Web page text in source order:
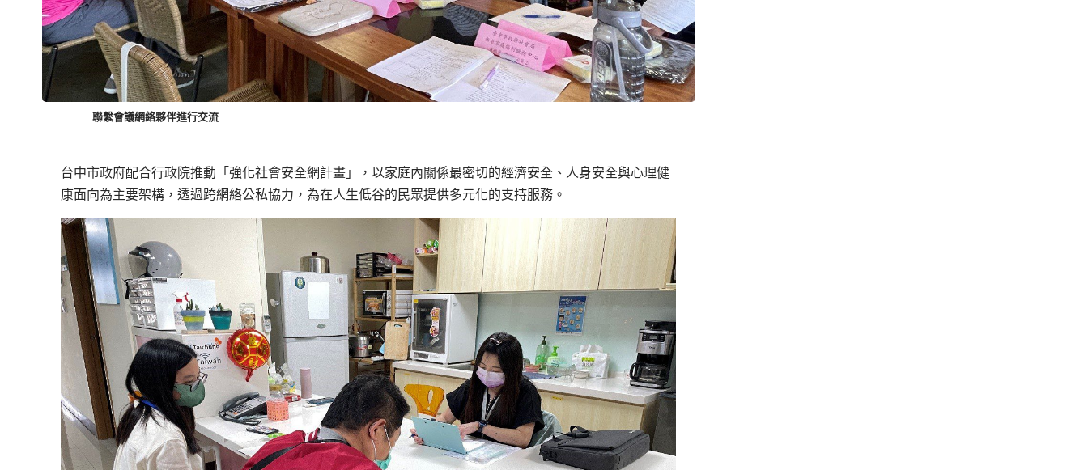
聯繫會議網絡夥伴進行交流
台中市政府配合行政院推動「強化社會安全網計畫」，以家庭內關係最密切的經濟安全、人身安全與心理健
康面向為主要架構，透過跨網絡公私協力，為在人生低谷的民眾提供多元化的支持服務。